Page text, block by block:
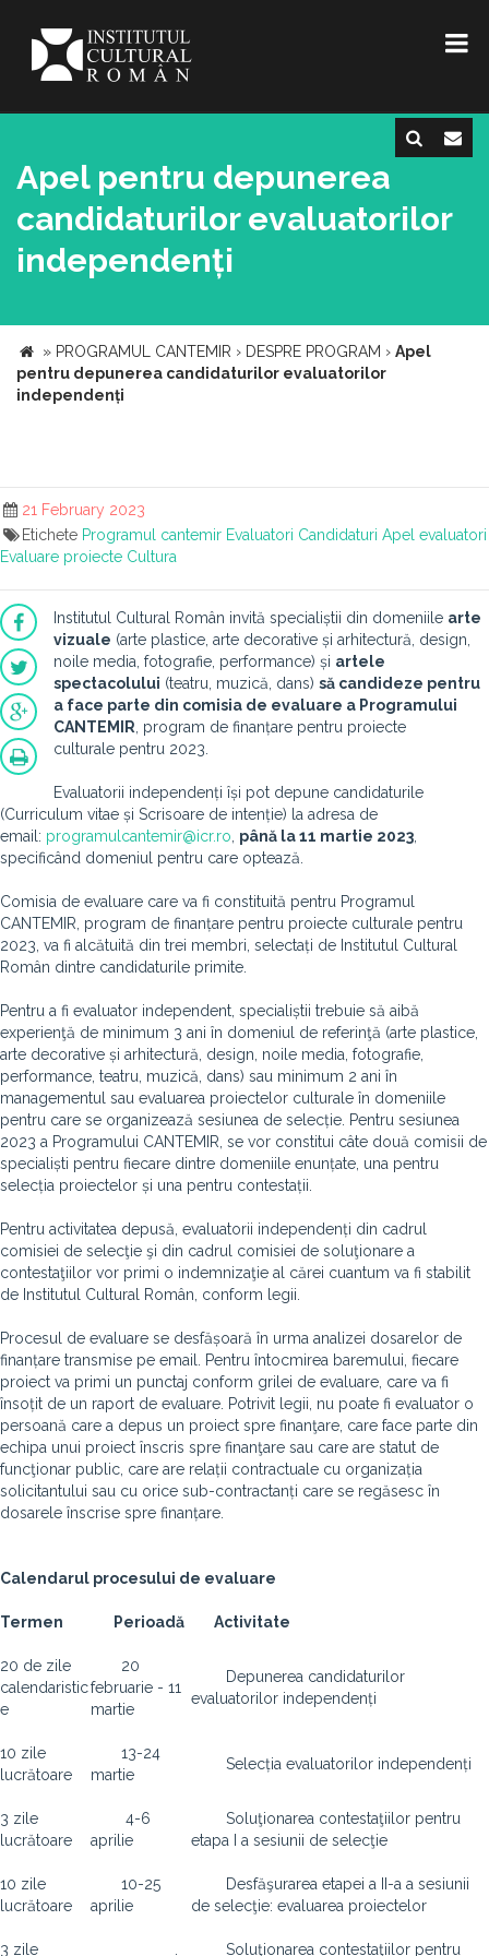
Apel pentru depunerea
candidaturilor evaluatorilor
independenți
» PROGRAMUL CANTEMIR › DESPRE PROGRAM › Apel
pentru depunerea candidaturilor evaluatorilor
independenți
21 February 2023
Etichete Programul cantemir Evaluatori Candidaturi Apel evaluatori
Evaluare proiecte Cultura
Institutul Cultural Român invită specialiștii din domeniile arte
vizuale (arte plastice, arte decorative și arhitectură, design,
noile media, fotografie, performance) și artele
spectacolului (teatru, muzică, dans) să candideze pentru
a face parte din comisia de evaluare a Programului
CANTEMIR , program de finanțare pentru proiecte
culturale pentru 2023.
Evaluatorii independenți își pot depune candidaturile
(Curriculum vitae și Scrisoare de intenție) la adresa de
email: programulcantemir@icr.ro până la 11 martie 2023
specificând domeniul pentru care optează.
Comisia de evaluare care va fi constituită pentru Programul
CANTEMIR, program de finanțare pentru proiecte culturale pentru
2023, va fi alcătuită din trei membri, selectați de Institutul Cultural
Român dintre candidaturile primite.
Pentru a fi evaluator independent, specialiștii trebuie să aibă
experienţă de minimum 3 ani în domeniul de referinţă (arte plastice,
arte decorative și arhitectură, design, noile media, fotografie,
performance, teatru, muzică, dans) sau minimum 2 ani în
managementul sau evaluarea proiectelor culturale în domeniile
pentru care se organizează sesiunea de selecție. Pentru sesiunea
2023 a Programului CANTEMIR, se vor constitui câte două comisii de
specialiști pentru fiecare dintre domeniile enunțate, una pentru
selecția proiectelor și una pentru contestații.
Pentru activitatea depusă, evaluatorii independenți din cadrul
comisiei de selecţie şi din cadrul comisiei de soluţionare a
contestaţiilor vor primi o indemnizaţie al cărei cuantum va fi stabilit
de Institutul Cultural Român, conform legii.
Procesul de evaluare se desfășoară în urma analizei dosarelor de
finanțare transmise pe email. Pentru întocmirea baremului, fiecare
proiect va primi un punctaj conform grilei de evaluare, care va fi
însoțit de un raport de evaluare. Potrivit legii, nu poate fi evaluator o
persoană care a depus un proiect spre finanţare, care face parte din
echipa unui proiect înscris spre finanţare sau care are statut de
funcţionar public, care are relații contractuale cu organizația
solicitantului sau cu orice sub-contractanți care se regăsesc în
dosarele înscrise spre finanțare.
Calendarul procesului de evaluare
Termen Perioadă Activitate
20 de zile
calendaristic
e
20
februarie - 11
martie
Depunerea candidaturilor
evaluatorilor independenți
10 zile
lucrătoare
13-24
martie
Selecția evaluatorilor independenți
3 zile
lucrătoare
4-6
aprilie
Soluţionarea contestaţiilor pentru
etapa I a sesiunii de selecţie
10 zile
lucrătoare
10-25
aprilie
Desfăşurarea etapei a II-a a sesiunii
de selecţie: evaluarea proiectelor
3 zile Soluţionarea contestaţiilor pentru